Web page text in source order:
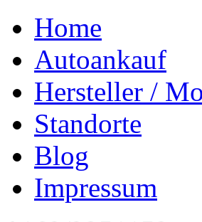
Home
Autoankauf
Hersteller /
Standorte
Blog
Impressum